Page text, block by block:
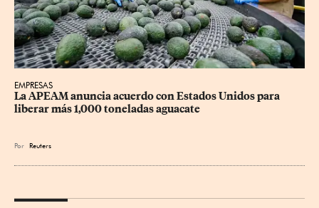
EMPRESAS
La APEAM anuncia acuerdo con Estados Unidos para
liberar más 1,000 toneladas aguacate
Por Reuters